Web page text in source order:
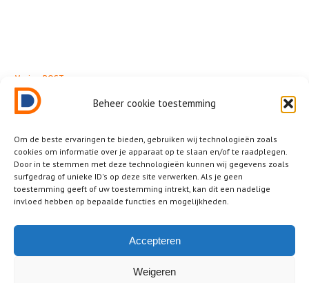
Beheer cookie toestemming
Om de beste ervaringen te bieden, gebruiken wij technologieën zoals
cookies om informatie over je apparaat op te slaan en/of te raadplegen.
Door in te stemmen met deze technologieën kunnen wij gegevens zoals
surfgedrag of unieke ID's op deze site verwerken. Als je geen
toestemming geeft of uw toestemming intrekt, kan dit een nadelige
invloed hebben op bepaalde functies en mogelijkheden.
Accepteren
Weigeren
← Vorige POST
Imagicial
Related News
Other posts that you should not miss.
No posts were found!